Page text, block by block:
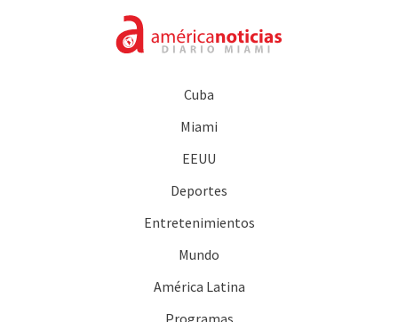
Cuba
Miami
EEUU
Deportes
Entretenimientos
Mundo
América Latina
Programas